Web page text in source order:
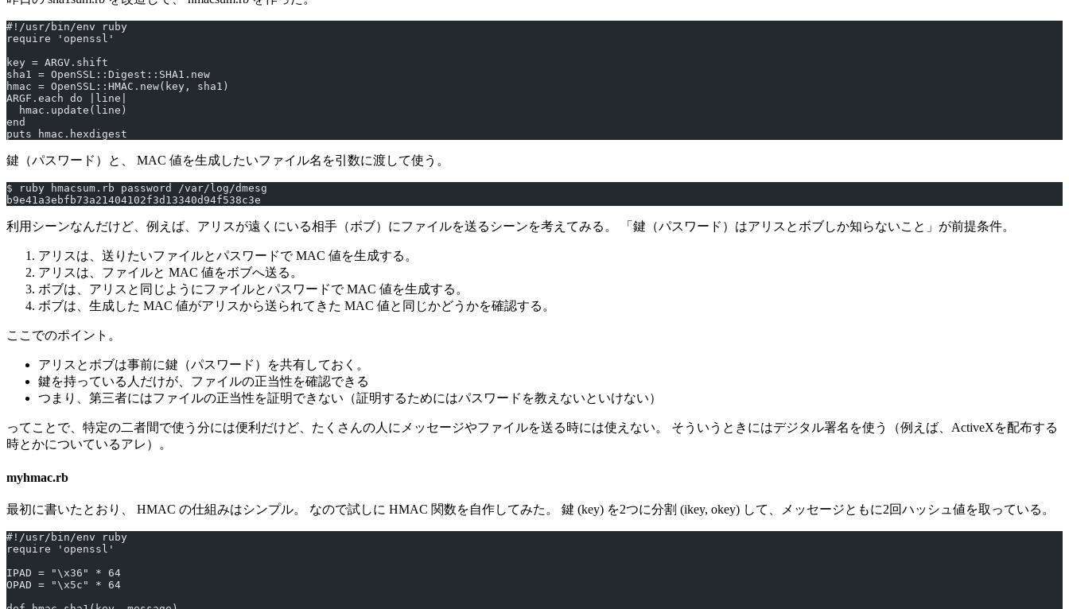
#!/usr/bin/env ruby
require 'openssl'
key = ARGV.shift
sha1 = OpenSSL::Digest::SHA1.new
hmac = OpenSSL::HMAC.new(key, sha1)
ARGF.each do |line|
  hmac.update(line)
end
puts hmac.hexdigest
鍵（パスワード）と、 MAC 値を生成したいファイル名を引数に渡して使う。
$ ruby hmacsum.rb password /var/log/dmesg
b9e41a3ebfb73a21404102f3d13340d94f538c3e
利用シーンなんだけど、例えば、アリスが遠くにいる相手（ボブ）にファイルを送るシーンを考えてみる。 「鍵（パスワード）はアリスとボブしか知らないこと」が前提条件。
アリスは、送りたいファイルとパスワードで MAC 値を生成する。
アリスは、ファイルと MAC 値をボブへ送る。
ボブは、アリスと同じようにファイルとパスワードで MAC 値を生成する。
ボブは、生成した MAC 値がアリスから送られてきた MAC 値と同じかどうかを確認する。
ここでのポイント。
アリスとボブは事前に鍵（パスワード）を共有しておく。
鍵を持っている人だけが、ファイルの正当性を確認できる
つまり、第三者にはファイルの正当性を証明できない（証明するためにはパスワードを教えないといけない）
ってことで、特定の二者間で使う分には便利だけど、たくさんの人にメッセージやファイルを送る時には使えない。 そういうときにはデジタル署名を使う（例えば、ActiveXを配布する
時とかについているアレ）。
myhmac.rb
最初に書いたとおり、 HMAC の仕組みはシンプル。 なので試しに HMAC 関数を自作してみた。 鍵 (key) を2つに分割 (ikey, okey) して、メッセージともに2回ハッシュ値を取っている。
#!/usr/bin/env ruby
require 'openssl'
IPAD = "\x36" * 64
OPAD = "\x5c" * 64